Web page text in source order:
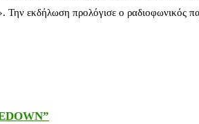
εκδήλωση προλόγισε ο ραδιοφωνικός